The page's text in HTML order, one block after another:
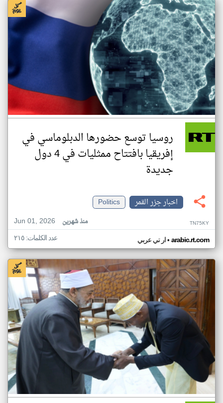
روسيا توسع حضورها الدبلوماسي في
إفريقيا بافتتاح ممثليات في 4 دول
جديدة
اخبار جزر القمر
Politics
Jun 01, 2026
منذ شهرين TN75KY
ار تي عربي• arabic.rt.com عدد الكلمات: ٢١٥